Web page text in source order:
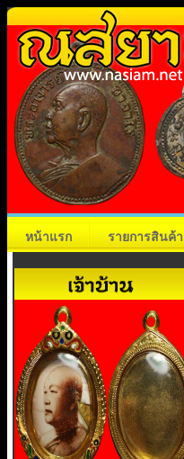
หน้าแรก รายการสินค้า